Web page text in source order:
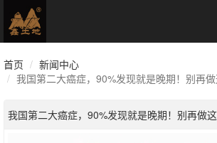
首页
新闻中心
我国第二大癌症，90%发现就是晚期！别再
我国第二大癌症，90%发现就是晚期！别再做